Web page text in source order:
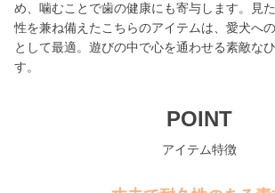
め、噛むことで歯の健康にも寄与します。見
性を兼ね備えたこちらのアイテムは、愛犬へ
として最適。遊びの中で心を通わせる素敵な
す。
POINT
アイテム特徴